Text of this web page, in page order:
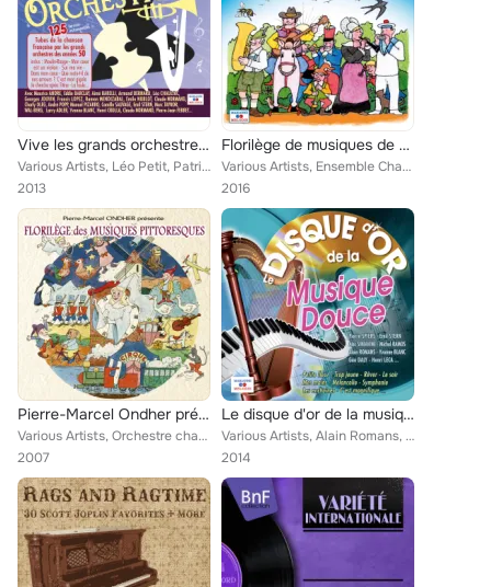
Vive les grands orchestres: 125 tubes de la chanson française par les grands orchestres des années 50 (Versions instrumentales)
Various Artists, Léo Petit, Patricia Lamour, François Vermeille, Rapha Brogiotti, Les Double Quatre, Noël Chiboust, Jerry Mengo,...
2013
Florilège de musiques de genre et de fantaisie
Various Artists, Ensemble Champêtre, Emile Doryphore, Les Thiaulins de Ligneres, Orchestre de l'Opéra de Berlin, Les Joyeux Ross...
2016
Pierre-Marcel Ondher présente "Florilège des musiques pittoresques"
Various Artists, Orchestre champêtre Les Petits Paysans, Orchestre Jean Faustin, Orchestre Jacky Brown, Orchestre Philip Green, ...
2007
Le disque d'or de la musique douce
Various Artists, Alain Romans, Pierre Spiers, François Vermeille, Yvonne Blanc, Pierre Spiers et son Orchestre, Guy Luypaerts, H...
2014